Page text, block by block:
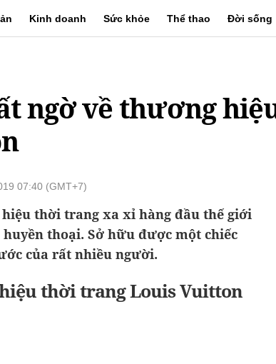
Kinh doanh Sức khỏe Thể thao Đời sống
ngờ về thương
07:40 (GMT+7)
thời trang xa xỉ hàng đầu thế giới
thoại. Sở hữu được một chiếc
của rất nhiều người.
thời trang Louis Vuitton